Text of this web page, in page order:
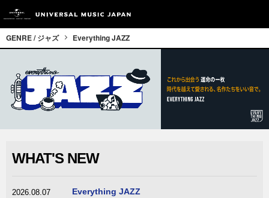
GENRE / ジャズ Everything JAZZ
WHAT'S NEW
2026.08.07 Everything JAZZ